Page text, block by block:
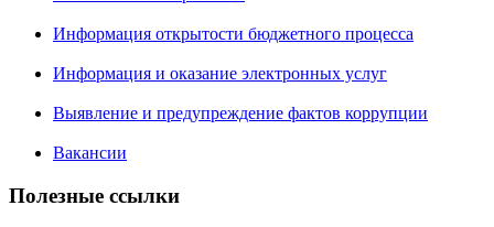
Информация открытости бюджетного процесса
Информация и оказание электронных услуг
Выявление и предупреждение фактов коррупции
Вакансии
Полезные ссылки